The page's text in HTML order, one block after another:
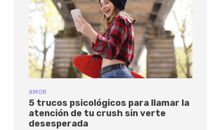
AMOR
5 trucos psicológicos para llamar la
atención de tu crush sin verte
desesperada